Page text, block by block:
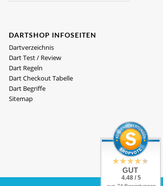
DARTSHOP INFOSEITEN
Dartverzeichnis
Dart Test / Review
Dart Regeln
Dart Checkout Tabelle
Dart Begriffe
Sitemap
GUT
4.48 / 5